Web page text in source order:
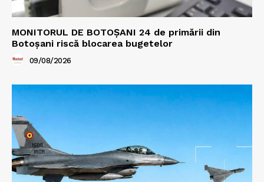
MONITORUL DE BOTOȘANI 24 de primării din
Botoșani riscă blocarea bugetelor
09/08/2026